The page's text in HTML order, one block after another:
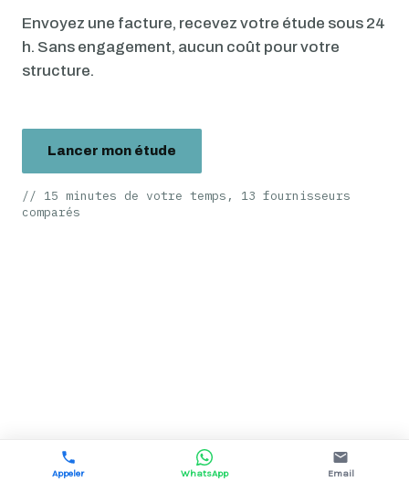
Envoyez une facture, recevez votre étude sous 24
h. Sans engagement, aucun coût pour votre
structure.
Lancer mon étude
// 15 minutes de votre temps, 13 fournisseurs
comparés
Appeler WhatsApp Email